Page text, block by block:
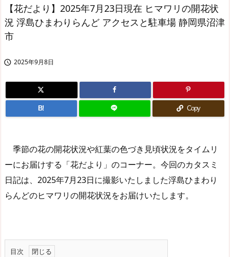
【花だより】2025年7月23日現在 ヒマワリの開花状
況 浮島ひまわりらんど アクセスと駐車場 静岡県沼津
市
 2025年9月8日
B! Copy
季節の花の開花状況や紅葉の色づき見頃状況をタイムリ
ーにお届けする「花だより」のコーナー。今回のカタスミ
日記は、2025年7月23日に撮影いたしました浮島ひまわり
らんどのヒマワリの開花状況をお届けいたします。
目次